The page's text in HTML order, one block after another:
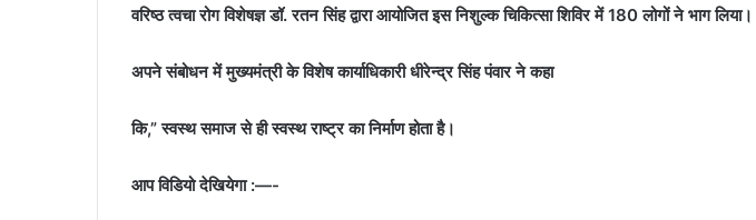
वरिष्ठ त्वचा रोग विशेषज्ञ डॉ. रतन सिंह द्वारा आयोजित इस निशुल्क चिकित्सा शिविर में 180 लोगों ने भाग लिया।
अपने संबोधन में मुख्यमंत्री के विशेष कार्याधिकारी धीरेन्द्र सिंह पंवार ने कहा
कि,” स्वस्थ समाज से ही स्वस्थ राष्ट्र का निर्माण होता है।
आप विडियो देखियेगा :—-